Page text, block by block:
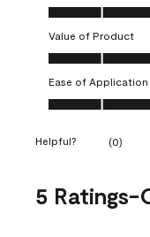
Quality of Product,
Value of Product
Value of Product,
Ease of Application
Ease of
Helpful? (0)
5 Ratings-